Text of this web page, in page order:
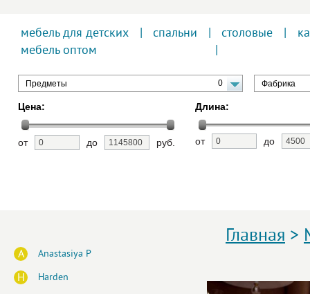
мебель для детских спальни столовые
мебель оптом
Предметы 0 Фабрика
Цена:
от до руб.
Длина:
от до
A Anastasiya P
H Harden
Главная >